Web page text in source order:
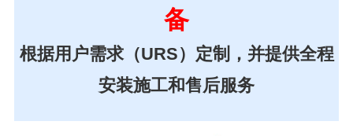
备
根据用户需求（URS）定制，并提供全程
安装施工和售后服务